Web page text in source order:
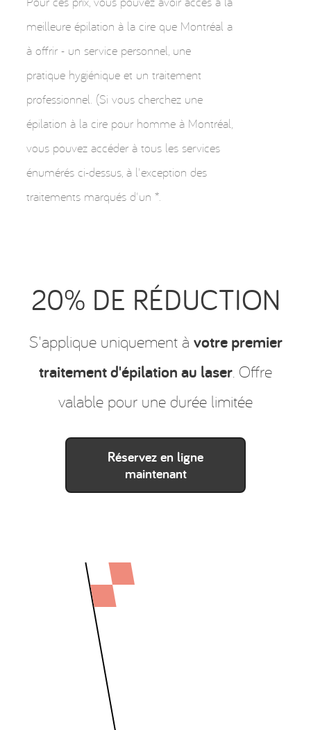
meilleure épilation à la cire que Montréal a
à offrir - un service personnel, une
pratique hygiénique et un traitement
professionnel. (Si vous cherchez une
épilation à la cire pour homme à Montréal,
vous pouvez accéder à tous les services
énumérés ci-dessus, à l'exception des
traitements marqués d'un *.
20% DE RÉDUCTION
S'applique uniquement à votre premier
traitement d'épilation au laser. Offre
valable pour une durée limitée
Réservez en ligne
maintenant